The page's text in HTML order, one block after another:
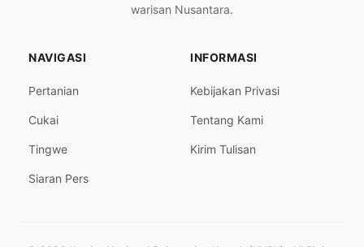
warisan Nusantara.
NAVIGASI
Pertanian
Cukai
Tingwe
Siaran Pers
INFORMASI
Kebijakan Privasi
Tentang Kami
Kirim Tulisan